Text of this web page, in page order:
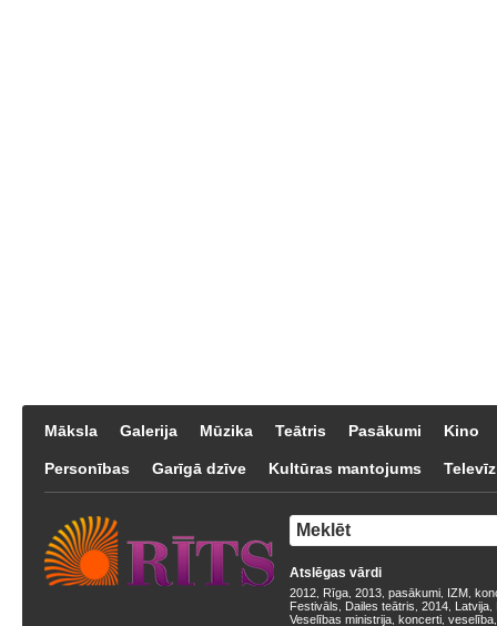
Māksla Galerija Mūzika Teātris Pasākumi Kino
Personības Garīgā dzīve Kultūras mantojums
Atslēgas vārdi
2012 Rīga 2013 pasākumi IZM
Festivāls
Dailes teātris 2014 Latvija
Veselības ministrija koncerti veselība